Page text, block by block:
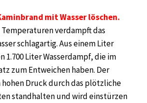
mit Wasser löschen.
verdampft das
schlagartig. Aus einem Liter
1.700 Liter Wasserdampf, die im
zum Entweichen haben. Der
hohen Druck durch das plötzliche
standhalten und wird einstürzen